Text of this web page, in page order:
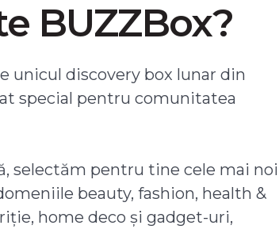
BUZZBox?
unicul discovery box lunar din
special pentru comunitatea
selectăm pentru tine cele mai noi
beauty, fashion, health &
home deco și gadget-uri,